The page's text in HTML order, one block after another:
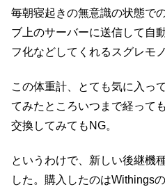
毎朝寝起きの無意識の状態で
ブ上のサーバーに送信して自
フ化などしてくれるスグレモノ
この体重計、とても気に入っ
てみたところいつまで経って
交換してみてもNG。
というわけで、新しい後継機
した。購入したのはWithings